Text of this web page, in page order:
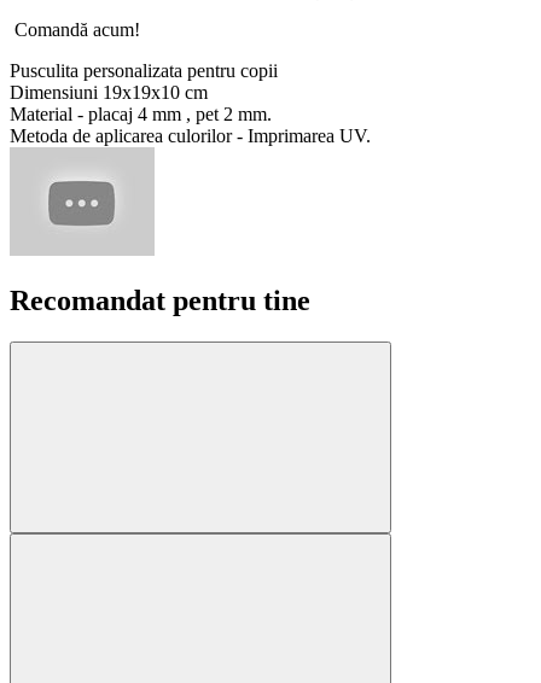
Comandă acum!
Pusculita personalizata pentru copii
Dimensiuni 19x19x10 cm
Material - placaj 4 mm , pet 2 mm.
Metoda de aplicarea culorilor - Imprimarea UV.
Recomandat pentru tine